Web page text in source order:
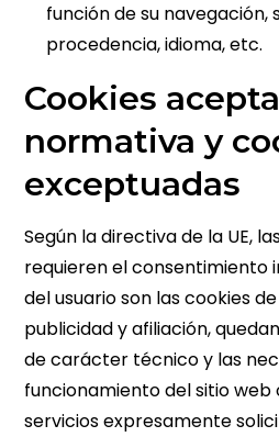
función de su navegación,
procedencia, idioma, etc.
Cookies
normativa y
exceptuadas
Según la directiva de la UE,
requieren el
del usuario son las cookies
publicidad y afiliación,
de carácter técnico y las
funcionamiento del sitio
servicios expresamente